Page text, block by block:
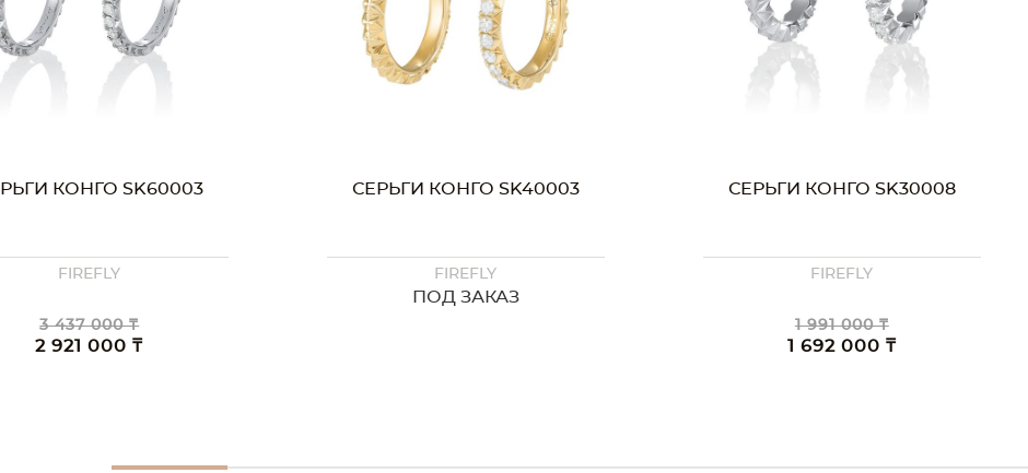
КОНГО SK40003
FIREFLY
СЕРЬГИ КОНГО SK30008
FIREFLY
СЕРЬГИ КОНГО SK20008
FIREFLY
2 234 000 ₸
1 899 000 ₸